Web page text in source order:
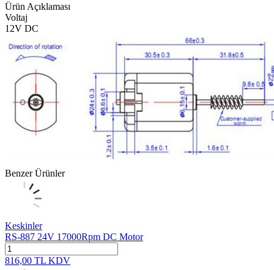
Ürün Açıklaması
Voltaj
12V DC
Benzer Ürünler
Keskinler
RS-887 24V 17000Rpm DC Motor
816,00 TL KDV